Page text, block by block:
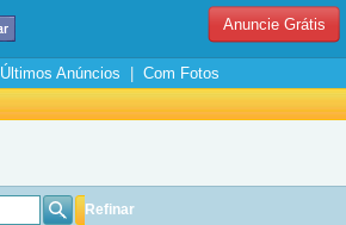
Anuncie Grátis
Últimos Anúncios
Com Fotos
Refinar